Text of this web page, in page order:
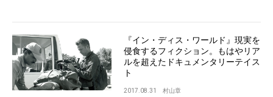
『イン・ディス・ワールド』現実を
侵食するフィクション。もはやリア
ルを超えたドキュメンタリーテイス
ト
2017.08.31 村山章